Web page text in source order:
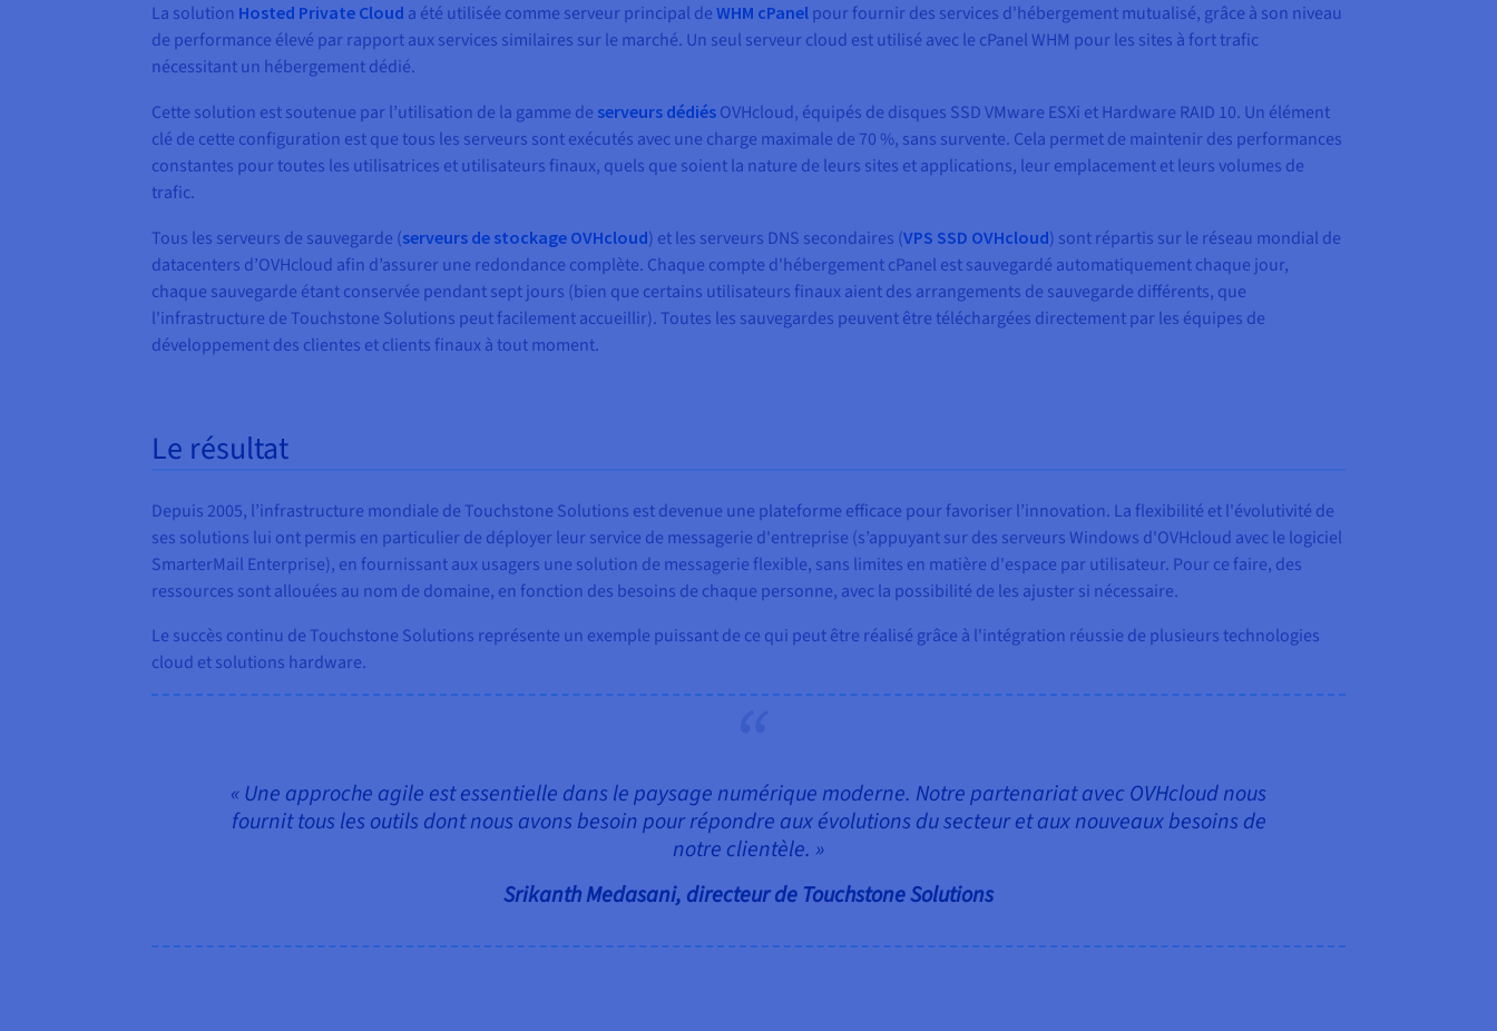
La solution Hosted Private Cloud a été utilisée comme serveur principal de WHM cPanel pour fournir des services d'hébergement mutualisé, grâce à son niveau
de performance élevé par rapport aux services similaires sur le marché. Un seul serveur cloud est utilisé avec le cPanel WHM pour les sites à fort trafic
nécessitant un hébergement dédié.
Cette solution est soutenue par l’utilisation de la gamme de serveurs dédiés OVHcloud, équipés de disques SSD VMware ESXi et Hardware RAID 10. Un élément
clé de cette configuration est que tous les serveurs sont exécutés avec une charge maximale de 70 %, sans survente. Cela permet de maintenir des performances
constantes pour toutes les utilisatrices et utilisateurs finaux, quels que soient la nature de leurs sites et applications, leur emplacement et leurs volumes de
trafic.
Tous les serveurs de sauvegarde (serveurs de stockage OVHcloud) et les serveurs DNS secondaires (VPS SSD OVHcloud) sont répartis sur le réseau mondial de
datacenters d’OVHcloud afin d’assurer une redondance complète. Chaque compte d'hébergement cPanel est sauvegardé automatiquement chaque jour,
chaque sauvegarde étant conservée pendant sept jours (bien que certains utilisateurs finaux aient des arrangements de sauvegarde différents, que
l'infrastructure de Touchstone Solutions peut facilement accueillir). Toutes les sauvegardes peuvent être téléchargées directement par les équipes de
développement des clientes et clients finaux à tout moment.
Le résultat
Depuis 2005, l’infrastructure mondiale de Touchstone Solutions est devenue une plateforme efficace pour favoriser l’innovation. La flexibilité et l'évolutivité de
ses solutions lui ont permis en particulier de déployer leur service de messagerie d'entreprise (s’appuyant sur des serveurs Windows d'OVHcloud avec le logiciel
SmarterMail Enterprise), en fournissant aux usagers une solution de messagerie flexible, sans limites en matière d'espace par utilisateur. Pour ce faire, des
ressources sont allouées au nom de domaine, en fonction des besoins de chaque personne, avec la possibilité de les ajuster si nécessaire.
Le succès continu de Touchstone Solutions représente un exemple puissant de ce qui peut être réalisé grâce à l'intégration réussie de plusieurs technologies
cloud et solutions hardware.
« Une approche agile est essentielle dans le paysage numérique moderne. Notre partenariat avec OVHcloud nous
fournit tous les outils dont nous avons besoin pour répondre aux évolutions du secteur et aux nouveaux besoins de
notre clientèle. »
Srikanth Medasani, directeur de Touchstone Solutions